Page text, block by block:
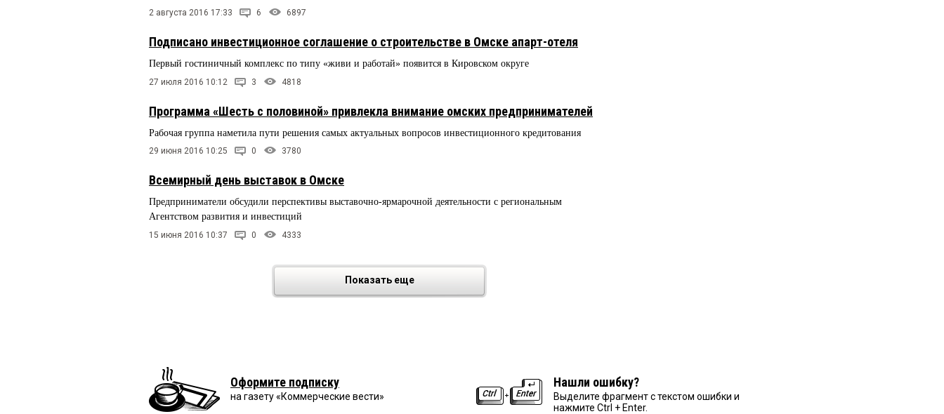
2 августа 2016 17:33 6 6897
Подписано инвестиционное соглашение о строительстве в Омске апарт-отеля
Первый гостиничный комплекс по типу «живи и работай» появится в Кировском округе
27 июля 2016 10:12 3 4818
Программа «Шесть с половиной» привлекла внимание омских предпринимателей
Рабочая группа наметила пути решения самых актуальных вопросов инвестиционного кредитования
29 июня 2016 10:25 0 3780
Всемирный день выставок в Омске
Предприниматели обсудили перспективы выставочно-ярмарочной деятельности с региональным
Агентством развития и инвестиций
15 июня 2016 10:37 0 4333
Показать еще
Оформите подписку
на газету «Коммерческие вести»
Нашли ошибку?
Выделите фрагмент с текстом ошибки и
нажмите Ctrl + Enter.